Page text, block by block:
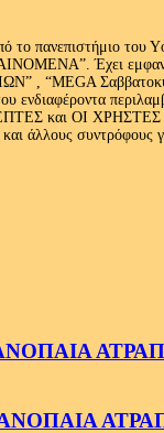
το πανεπιστήμιο του
Έχει
ενδιαφέροντα
και ΟΙ
συντρόφους